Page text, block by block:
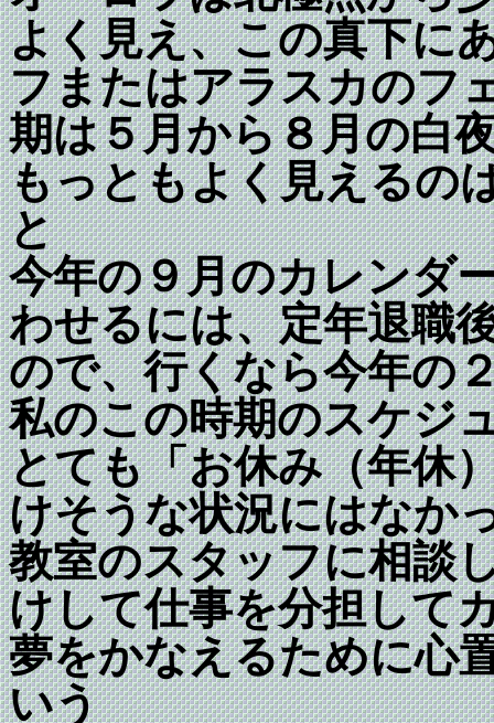
よく見え、この真下に
フまたはアラスカのフ
期は５月から８月の白
もっともよく見えるの
と
今年の９月のカレンダ
わせるには、定年退職
ので、行くなら今年の
私のこの時期のスケジ
とても「お休み（年休
けそうな状況にはなか
教室のスタッフに相談
けして仕事を分担して
夢をかなえるために心
いう